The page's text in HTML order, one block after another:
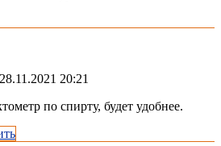
20:21
по спирту, будет удобнее.